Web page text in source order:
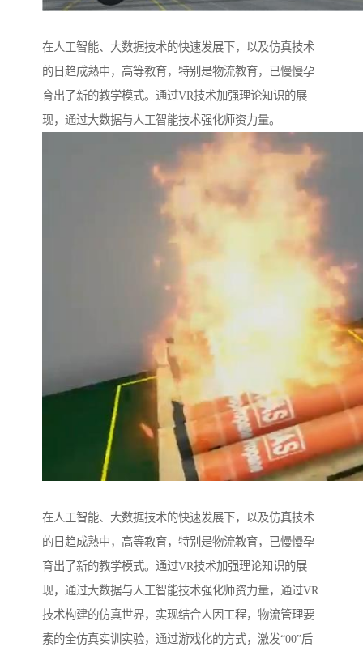
在人工智能、大数据技术的快速发展下，以及仿真技术
的日趋成熟中，高等教育，特别是物流教育，已慢慢孕
育出了新的教学模式。通过VR技术加强理论知识的展
现，通过大数据与人工智能技术强化师资力量。
在人工智能、大数据技术的快速发展下，以及仿真技术
的日趋成熟中，高等教育，特别是物流教育，已慢慢孕
育出了新的教学模式。通过VR技术加强理论知识的展
现，通过大数据与人工智能技术强化师资力量，通过VR
技术构建的仿真世界，实现结合人因工程，物流管理要
素的全仿真实训实验，通过游戏化的方式，激发“00”后